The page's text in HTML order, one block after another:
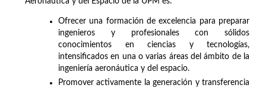
Ofrecer una formación de excelencia para preparar
ingenieros y profesionales con sólidos
conocimientos en ciencias y tecnologías,
intensificados en una o varias áreas del ámbito de la
ingeniería aeronáutica y del espacio.
Promover activamente la generación y transferencia